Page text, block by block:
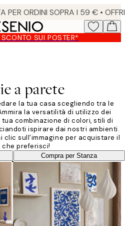
SUI POSTER*
a parete
la tua casa scegliendo tra le
la versatilità di utilizzo dei
combinazione di colori, stili di
ispirare dai nostri ambienti.
clic sull’immagine per acquistare il
che preferisci!
Compra per Stanza